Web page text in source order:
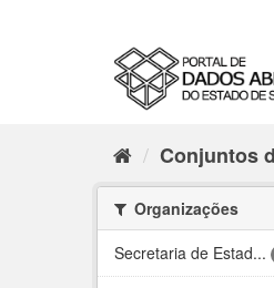
Conjuntos
Organizações
Secretaria de Estad...